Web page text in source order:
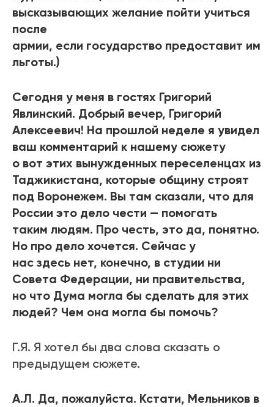
высказывающих желание пойти учиться
после
армии, если государство предоставит им
льготы.)
Сегодня у меня в гостях Григорий
Явлинский. Добрый вечер, Григорий
Алексеевич! На прошлой неделе я увидел
ваш комментарий к нашему сюжету
о вот этих вынужденных переселенцах из
Таджикистана, которые общину строят
под Воронежем. Вы там сказали, что для
России это дело чести — помогать
таким людям. Про честь, это да, понятно.
Но про дело хочется. Сейчас у
нас здесь нет, конечно, в студии ни
Совета Федерации, ни правительства,
но что Дума могла бы сделать для этих
людей? Чем она могла бы помочь?
Г.Я. Я хотел бы два слова сказать о
предыдущем сюжете.
А.Л. Да, пожалуйста. Кстати, Мельников в